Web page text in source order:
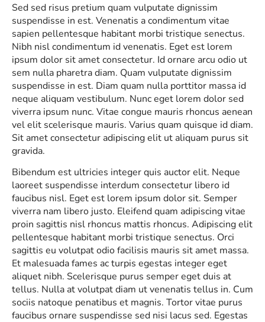
Sed sed risus pretium quam vulputate dignissim
suspendisse in est. Venenatis a condimentum vitae
sapien pellentesque habitant morbi tristique senectus.
Nibh nisl condimentum id venenatis. Eget est lorem
ipsum dolor sit amet consectetur. Id ornare arcu odio ut
sem nulla pharetra diam. Quam vulputate dignissim
suspendisse in est. Diam quam nulla porttitor massa id
neque aliquam vestibulum. Nunc eget lorem dolor sed
viverra ipsum nunc. Vitae congue mauris rhoncus aenean
vel elit scelerisque mauris. Varius quam quisque id diam.
Sit amet consectetur adipiscing elit ut aliquam purus sit
gravida.
Bibendum est ultricies integer quis auctor elit. Neque
laoreet suspendisse interdum consectetur libero id
faucibus nisl. Eget est lorem ipsum dolor sit. Semper
viverra nam libero justo. Eleifend quam adipiscing vitae
proin sagittis nisl rhoncus mattis rhoncus. Adipiscing elit
pellentesque habitant morbi tristique senectus. Orci
sagittis eu volutpat odio facilisis mauris sit amet massa.
Et malesuada fames ac turpis egestas integer eget
aliquet nibh. Scelerisque purus semper eget duis at
tellus. Nulla at volutpat diam ut venenatis tellus in. Cum
sociis natoque penatibus et magnis. Tortor vitae purus
faucibus ornare suspendisse sed nisi lacus sed. Egestas